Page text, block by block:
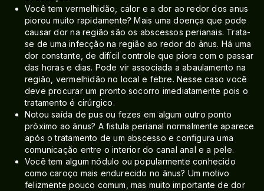
Você tem vermelhidão, calor e a dor ao redor dos anus
piorou muito rapidamente? Mais uma doença que pode
causar dor na região são os abscessos perianais. Trata-
se de uma infecção na região ao redor do ânus. Há uma
dor constante, de difícil controle que piora com o passar
das horas e dias. Pode vir associada a abaulamento na
região, vermelhidão no local e febre. Nesse caso você
deve procurar um pronto socorro imediatamente pois o
tratamento é cirúrgico.
Notou saída de pus ou fezes em algum outro ponto
próximo ao ânus? A fistula perianal normalmente aparece
após o tratamento de um abscesso e configura uma
comunicação entre o interior do canal anal e a pele.
Você tem algum nódulo ou popularmente conhecido
como caroço mais endurecido no ânus? Um motivo
felizmente pouco comum, mas muito importante de dor